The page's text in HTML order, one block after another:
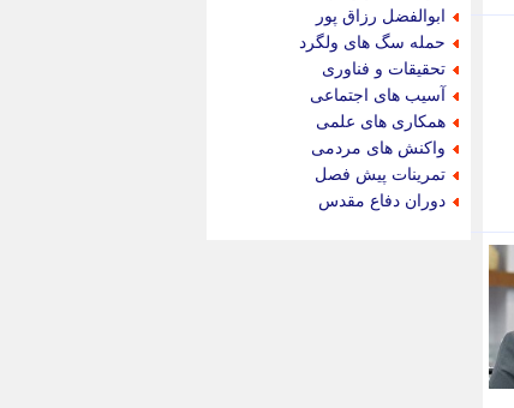
ابوالفضل رزاق پور
حمله سگ های ولگرد
تحقیقات و فناوری
آسیب های اجتماعی
همکاری های علمی
واکنش های مردمی
تمرینات پیش فصل
دوران دفاع مقدس